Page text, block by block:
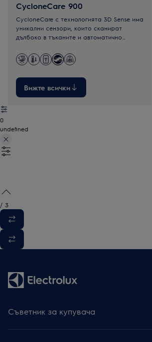
CycloneCare 900
CycloneCare с технологията 3D Sense има
уникални сензори, които сканират
дълбоко в тъканите и автоматично
равномерни резултати.
Вижте всички
0
undefined
/ 3
Съветник за купувача